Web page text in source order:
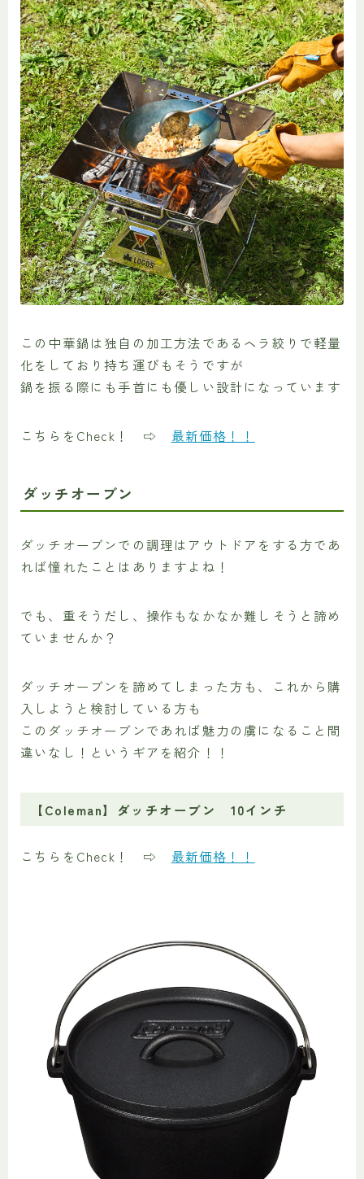
この中華鍋は独自の加工方法であるヘラ絞りで軽量
化をしており持ち運びもそうですが
鍋を振る際にも手首にも優しい設計になっています
こちらをCheck！ ⇨ 最新価格！！
ダッチオーブン
ダッチオーブンでの調理はアウトドアをする方であ
れば憧れたことはありますよね！
でも、重そうだし、操作もなかなか難しそうと諦め
ていませんか？
ダッチオーブンを諦めてしまった方も、これから購
入しようと検討している方も
このダッチオーブンであれば魅力の虜になること間
違いなし！というギアを紹介！！
【Coleman】ダッチオーブン 10インチ
こちらをCheck！ ⇨ 最新価格！！